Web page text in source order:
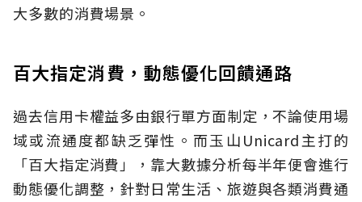
大多數的消費場景。
百大指定消費，動態優化回饋通路
過去信用卡權益多由銀行單方面制定，不論使用場
域或流通度都缺乏彈性。而玉山Unicard主打的
「百大指定消費」，靠大數據分析每半年便會進行
動態優化調整，針對日常生活、旅遊與各類消費通